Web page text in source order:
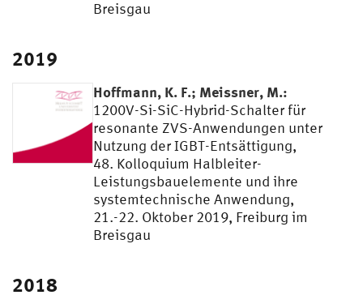
Breisgau
2019
Hoffmann, K. F.; Meissner, M.:
1200V-Si-SiC-Hybrid-Schalter für
resonante ZVS-Anwendungen unter
Nutzung der IGBT-Entsättigung,
48. Kolloquium Halbleiter-
Leistungsbauelemente und ihre
systemtechnische Anwendung,
21.-22. Oktober 2019, Freiburg im
Breisgau
2018